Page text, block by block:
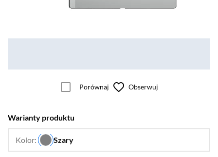
Porównaj Obserwuj
Warianty produktu
Kolor: Szary
…